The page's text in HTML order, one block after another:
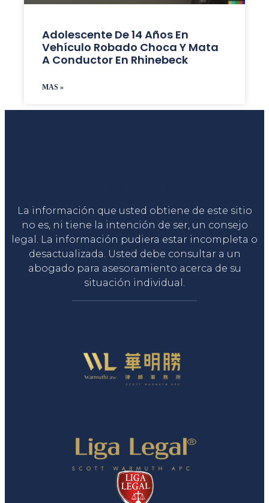
Adolescente De 14 Años En
Vehículo Robado Choca Y Mata
A Conductor En Rhinebeck
MAS »
La información que usted obtiene de este sitio
no es, ni tiene la intención de ser, un consejo
legal. La información pudiera estar incompleta o
desactualizada. Usted debe consultar a un
abogado para asesoramiento acerca de su
situación individual.